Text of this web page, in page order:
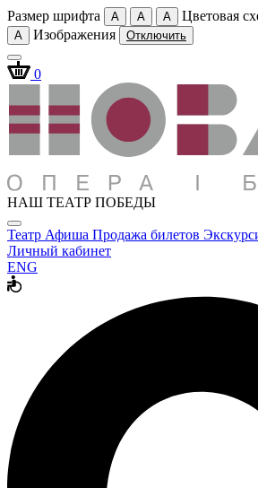
Размер шрифта A A A Цветовая
A
Изображения Отключить
0
НАШ ТЕАТР ПОБЕДЫ
Театр Афиша Продажа билетов
Личный кабинет
ENG